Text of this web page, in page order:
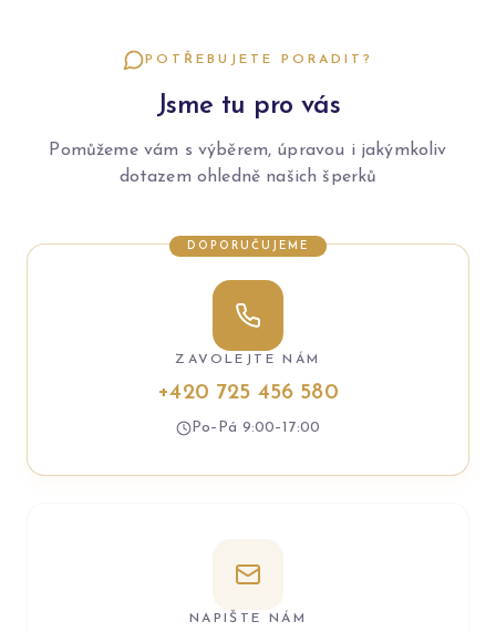
POTŘEBUJETE PORADIT?
Jsme tu pro vás
Pomůžeme vám s výběrem, úpravou i jakýmkoliv
dotazem ohledně našich šperků
DOPORUČUJEME
ZAVOLEJTE NÁM
+420 725 456 580
Po–Pá 9:00–17:00
NAPIŠTE NÁM